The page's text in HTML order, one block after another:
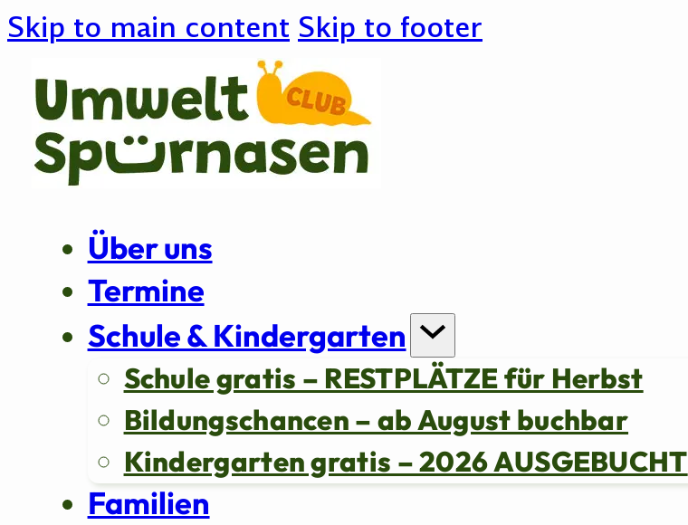
Skip to main content Skip to footer
Über uns
Termine
Schule & Kindergarten
Schule gratis – RESTPLÄTZE für Herbst
Bildungschancen – ab August buchbar
Kindergarten gratis – 2026 AUSGEBUCHT
Familien